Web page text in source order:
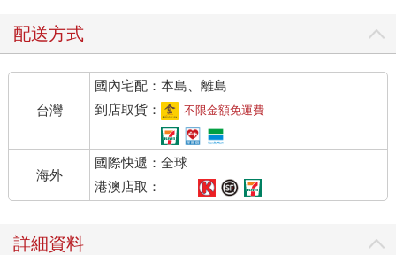
「啊……」荏苒發出呻吟，聲音被他吞沒在唇齒之間。
她並非不解男女情事，也明白文妲指派那個任務給她，就表
示她必須得和西元男人上床。
對此她並未太過在意，這不是說她不在乎自己第一次發生性
關係的對象，而是對永平人而言，人類共同的長遠利益更加重
當荏苒決定與張析宇肌膚相親，某種層面上而言，她等於是
配送方式
台灣
國內宅配：本島、離島
到店取貨：
不限金額免運費
海外
國際快遞：全球
港澳店取：
詳細資料